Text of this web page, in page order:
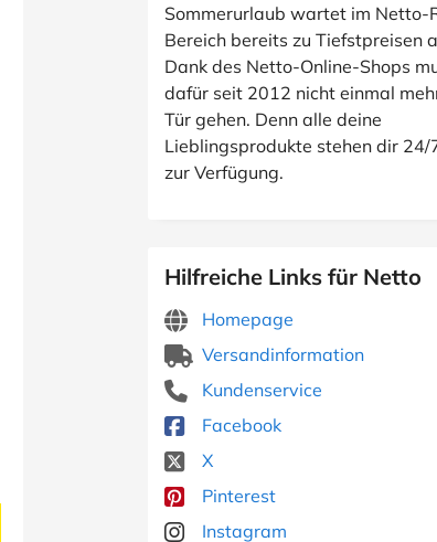
Sommerurlaub wartet im Netto-
Bereich bereits zu Tiefstpreisen
Dank des Netto-Online-Shops
dafür seit 2012 nicht einmal
Tür gehen. Denn alle deine
Lieblingsprodukte stehen dir 24/
zur Verfügung.
Hilfreiche Links für Netto
Homepage
Versandinformation
Kundenservice
Facebook
X
Pinterest
Instagram